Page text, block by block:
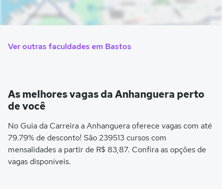
Ver outras faculdades em Bastos
As melhores vagas da Anhanguera perto
de você
No Guia da Carreira a Anhanguera oferece vagas com até
79.79% de desconto! São 239513 cursos com
mensalidades a partir de R$ 83,87. Confira as opções de
vagas disponíveis.